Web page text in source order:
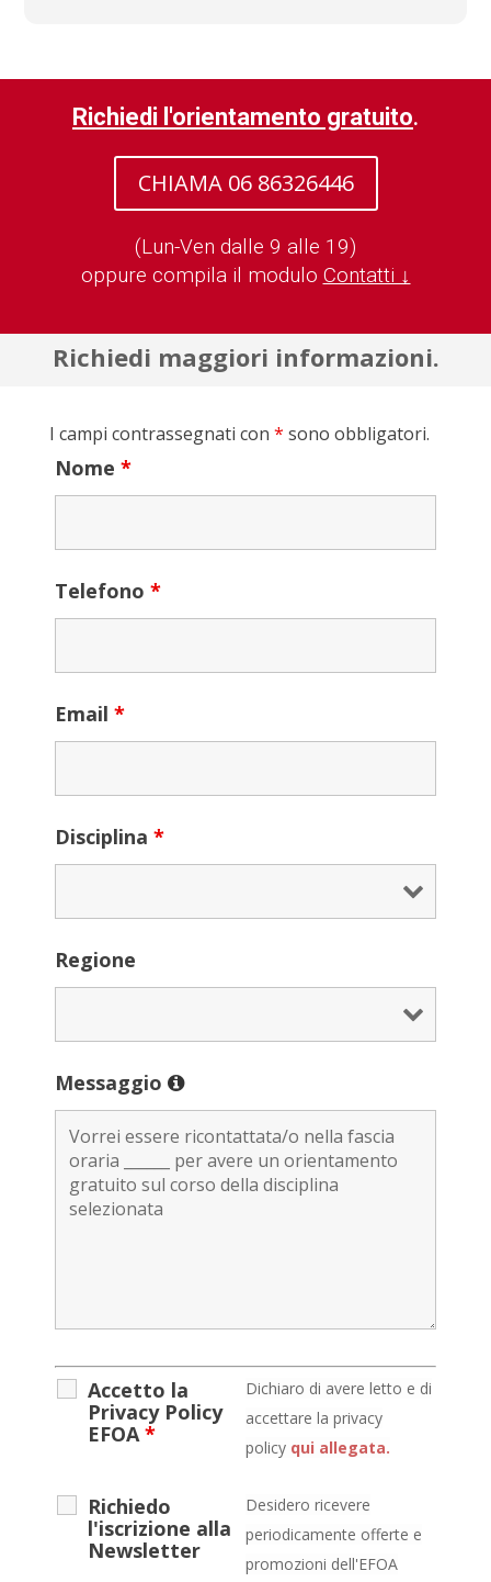
Richiedi l'orientamento gratuito.
CHIAMA 06 86326446
(Lun-Ven dalle 9 alle 19)
oppure compila il modulo Contatti ↓
Richiedi maggiori informazioni.
I campi contrassegnati con * sono obbligatori.
Nome *
Telefono *
Email *
Disciplina *
Regione
Messaggio
Accetto la
Privacy Policy
EFOA*
Dichiaro di avere letto e di
accettare la privacy
policy qui allegata.
Richiedo
l'iscrizione alla
Newsletter
Desidero ricevere
periodicamente offerte e
promozioni dell'EFOA